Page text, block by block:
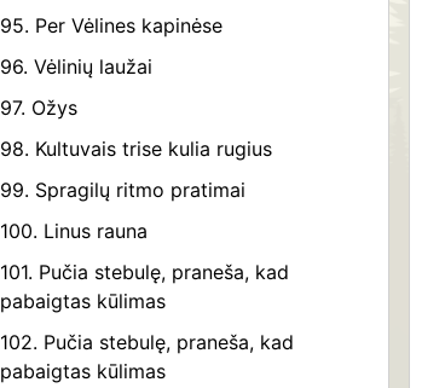
95. Per Vėlines kapinėse
96. Vėlinių laužai
97. Ožys
98. Kultuvais trise kulia rugius
99. Spragilų ritmo pratimai
100. Linus rauna
101. Pučia stebulę, praneša, kad
pabaigtas kūlimas
102. Pučia stebulę, praneša, kad
pabaigtas kūlimas